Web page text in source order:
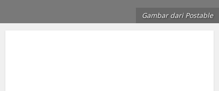
Gambar dari Postable